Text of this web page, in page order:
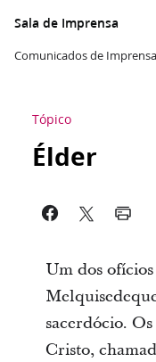
Sala de Imprensa
Comunicados de Imprensa
Tópico
Élder
Um dos
sacerdócio.
Cristo,